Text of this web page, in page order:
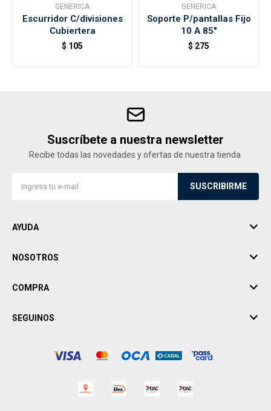
GENERICA
Escurridor C/divisiones
Cubiertera
$ 105
GENERICA
Soporte P/pantallas Fijo
10 A 85"
$ 275
Suscríbete a nuestra newsletter
Recibe todas las novedades y ofertas de nuestra tienda.
SUSCRIBIRME
AYUDA
NOSOTROS
COMPRA
SEGUINOS